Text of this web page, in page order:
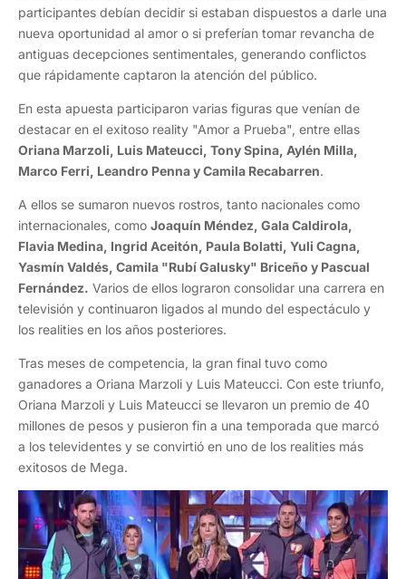
participantes debían decidir si estaban dispuestos a darle una
nueva oportunidad al amor o si preferían tomar revancha de
antiguas decepciones sentimentales, generando conflictos
que rápidamente captaron la atención del público.
En esta apuesta participaron varias figuras que venían de
destacar en el exitoso reality "Amor a Prueba", entre ellas
Oriana Marzoli, Luis Mateucci, Tony Spina, Aylén Milla,
Marco Ferri, Leandro Penna y Camila Recabarren.
A ellos se sumaron nuevos rostros, tanto nacionales como
internacionales, como Joaquín Méndez, Gala Caldirola,
Flavia Medina, Ingrid Aceitón, Paula Bolatti, Yuli Cagna,
Yasmín Valdés, Camila "Rubí Galusky" Briceño y Pascual
Fernández. Varios de ellos lograron consolidar una carrera en
televisión y continuaron ligados al mundo del espectáculo y
los realities en los años posteriores.
Tras meses de competencia, la gran final tuvo como
ganadores a Oriana Marzoli y Luis Mateucci. Con este triunfo,
Oriana Marzoli y Luis Mateucci se llevaron un premio de 40
millones de pesos y pusieron fin a una temporada que marcó
a los televidentes y se convirtió en uno de los realities más
exitosos de Mega.